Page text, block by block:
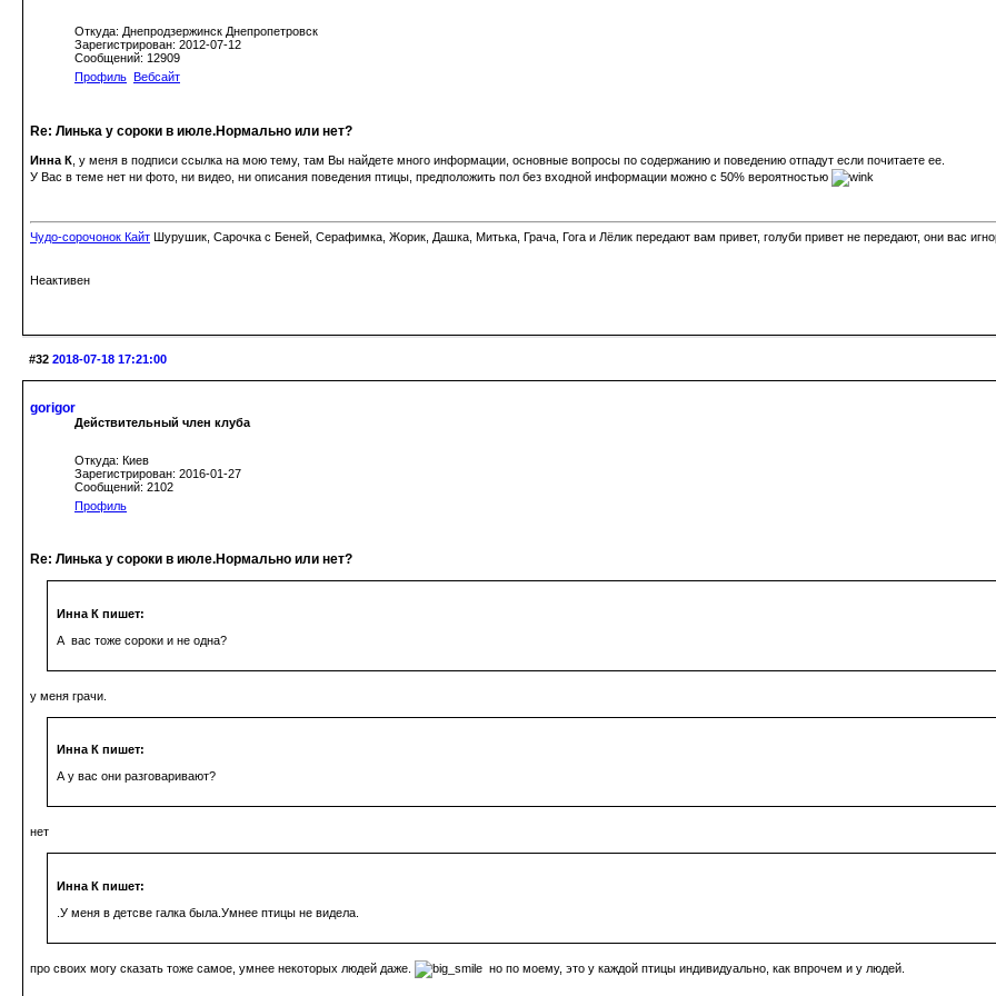
Откуда: Днепродзержинск Днепропетровск
Зарегистрирован: 2012-07-12
Сообщений: 12909
Профиль
Вебсайт
Re: Линька у сороки в июле.Нормально или нет?
Инна К , у меня в подписи ссылка на мою тему, там Вы найдете много информации, основные вопросы по содержанию и поведению отпадут если почитаете ее.
У Вас в теме нет ни фото, ни видео, ни описания поведения птицы, предположить пол без входной информации можно с 50% вероятностью
Чудо-сорочонок Кайт Шурушик, Сарочка с Беней, Серафимка, Жорик, Дашка, Митька, Грача, Гога и Лёлик передают вам привет, голуби привет не передают, они вас
Неактивен
#32 2018-07-18 17:21:00
gorigor
Действительный член клуба
Откуда: Киев
Зарегистрирован: 2016-01-27
Сообщений: 2102
Профиль
Re: Линька у сороки в июле.Нормально или нет?
Инна К пишет:
А вас тоже сороки и не одна?
у меня грачи.
Инна К пишет:
А у вас они разговаривают?
нет
Инна К пишет:
.У меня в детсве галка была.Умнее птицы не видела.
про своих могу сказать тоже самое, умнее некоторых людей даже. но по моему, это у каждой птицы индивидуально, как впрочем и у людей.